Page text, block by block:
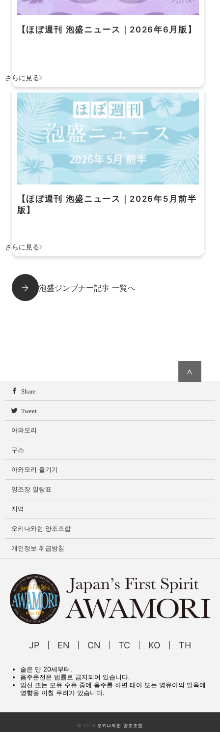
【ほぼ週刊 泡盛ニュース｜2026年6月版】
さらに見る
【ほぼ週刊 泡盛ニュース｜2026年5月前半
版】
さらに見る
泡盛ジンブナー記事 一覧へ
∧
Share
Tweet
아와모리
구스
아와모리 즐기기
양조장 일람표
지역
오키나와현 양조조합
개인정보 취급방침
JP EN CN TC KO TH
술은 만 20세부터.
음주운전은 법률로 금지되어 있습니다.
임신 또는 모유 수유 중에 음주를 하면 태아 또는 영유아의 발육에
영향을 끼칠 우려가 있습니다.
© 2018 오키나와현 양조조합